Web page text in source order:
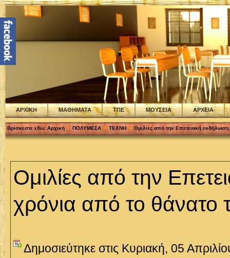
ΑΡΧΙΚΗ ΜΑΘΗΜΑΤΑ ΤΠΕ ΜΟΥΣΕΙΑ ΑΡΧΕΙΑ
Βρίσκεστε εδώ: Αρχική ΠΟΛΥΜΕΣΑ ΤΕΧΝΗ Oμιλίες από την Επετειακή
Oμιλίες από την
χρόνια από το θάνατο
Δημοσιεύτηκε στις Κυριακή, 05